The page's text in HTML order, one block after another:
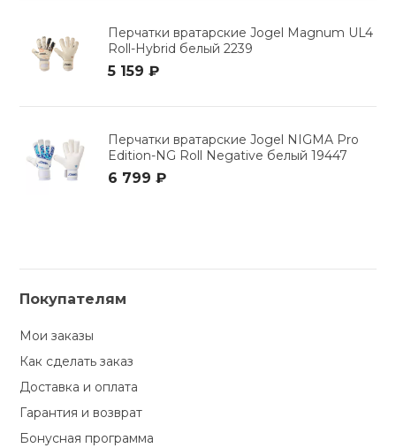
Перчатки вратарские Jogel Magnum UL4
Roll-Hybrid белый 2239
5 159 ₽
Перчатки вратарские Jogel NIGMA Pro
Edition-NG Roll Negative белый 19447
6 799 ₽
Покупателям
Мои заказы
Как сделать заказ
Доставка и оплата
Гарантия и возврат
Бонусная программа